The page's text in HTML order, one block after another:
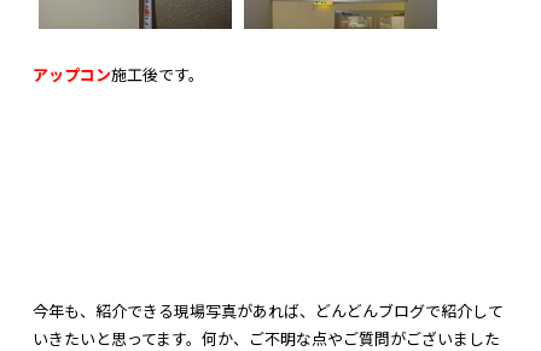
アップコン施工後です。
今年も、紹介できる現場写真があれば、どんどんブログで紹介して
いきたいと思ってます。何か、ご不明な点やご質問がございました